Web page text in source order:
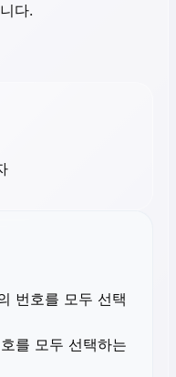
다.
번호를 모두 선택
를 모두 선택하는